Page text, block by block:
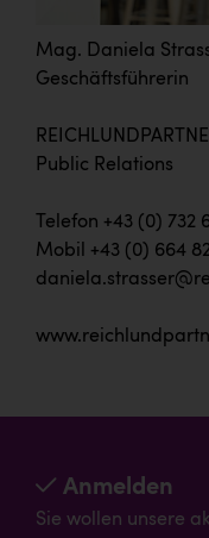
Mag. Daniela
Geschäftsführerin
Public Relations
Telefon +43 (0) 732
Mobil +43 (0) 664
Anmelden
Sie wollen unsere